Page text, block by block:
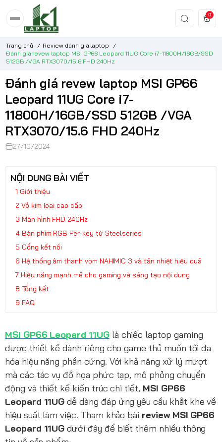
0
Trang chủ / Review đánh giá laptop
/
Đánh giá revew laptop MSI GP66 Leopard 11UG Core i7-11800H/16GB/SSD
512GB /VGA RTX3070/15.6 FHD 240Hz
Đánh giá revew laptop MSI GP66
Leopard 11UG Core i7-
11800H/16GB/SSD 512GB /VGA
RTX3070/15.6 FHD 240Hz
27/10/2024
NỘI DUNG BÀI VIẾT
Giới thiệu
Vỏ kim loại cao cấp
Màn hình FHD 240Hz
Bàn phím RGB Per-key từ Steelseries
Cổng kết nối
Hệ thống âm thanh vòm NAHIMIC 3 và tản nhiệt hiệu quả
Hiệu năng mạnh mẽ cho gaming và sáng tạo nội dung
Tổng kết
FAQ
MSI GP66 Leopard 11UGlà chiếc laptop gaming
được thiết kế dành riêng cho game thủ muốn tối đa
hóa hiệu năng phần cứng. Với khả năng xử lý mượt
mà các tác vụ đồ họa phức tạp, mô phỏng chuyển
động và thiết kế kiến trúc chi tiết, MSI GP66
Leopard 11UG dễ dàng đáp ứng yêu cầu khắt khe về
hiệu suất làm việc. Tham khảo bài review MSI GP66
Leopard 11UGdưới đây để biết thêm nhiều thông